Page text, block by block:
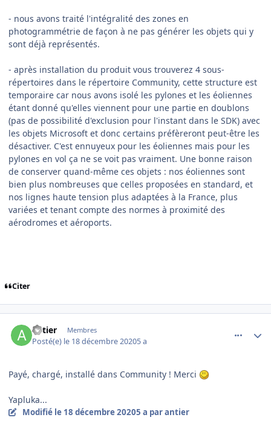
- nous avons traité l'intégralité des zones en
photogrammétrie de façon à ne pas générer les objets qui y
sont déjà représentés.
- après installation du produit vous trouverez 4 sous-
répertoires dans le répertoire Community, cette structure est
temporaire car nous avons isolé les pylones et les éoliennes
étant donné qu'elles viennent pour une partie en doublons
(pas de possibilité d'exclusion pour l'instant dans le SDK) avec
les objets Microsoft et donc certains préfèreront peut-être les
désactiver. C'est ennuyeux pour les éoliennes mais pour les
pylones en vol ça ne se voit pas vraiment. Une bonne raison
de conserver quand-même ces objets : nos éoliennes sont
bien plus nombreuses que celles proposées en standard, et
nos lignes haute tension plus adaptées à la France, plus
variées et tenant compte des normes à proximité des
aérodromes et aéroports.
Citer
antier Membres
Posté(e) le 18 décembre 20205 a
Payé, chargé, installé dans Community ! Merci
Yapluka...
Modifié le 18 décembre 20205 a par antier